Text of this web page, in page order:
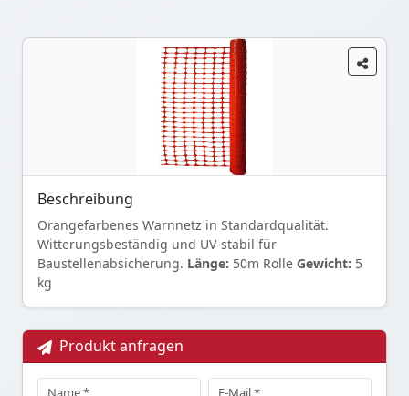
Beschreibung
Orangefarbenes Warnnetz in Standardqualität.
Witterungsbeständig und UV-stabil für
Baustellenabsicherung. Länge: 50m Rolle Gewicht: 5
kg
Produkt anfragen